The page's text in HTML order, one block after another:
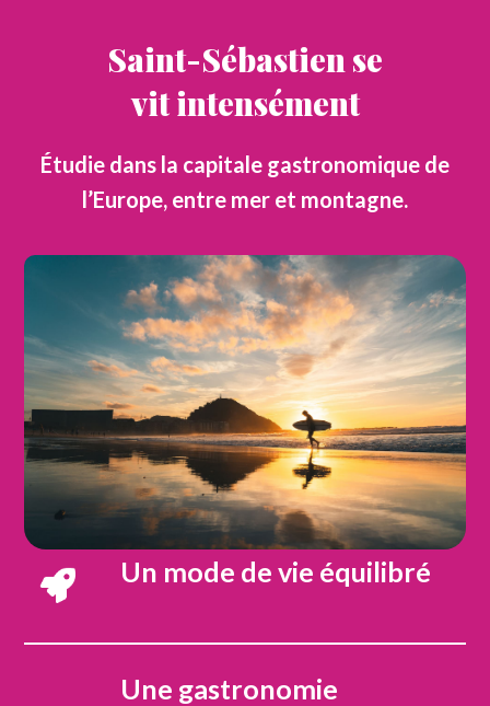
Saint-Sébastien se
vit intensément
Étudie dans la capitale gastronomique de
l’Europe, entre mer et montagne.
Un mode de vie équilibré
Une gastronomie